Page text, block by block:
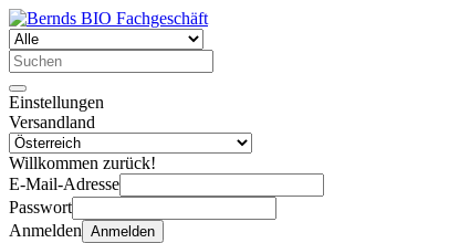
Einstellungen
Versandland
Willkommen zurück!
E-Mail-Adresse
Passwort
Anmelden Anmelden